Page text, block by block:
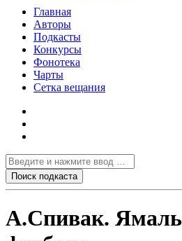
Главная
Авторы
Подкасты
Конкурсы
Фонотека
Чарты
Сетка вещания
А.Спивак. Ямаль